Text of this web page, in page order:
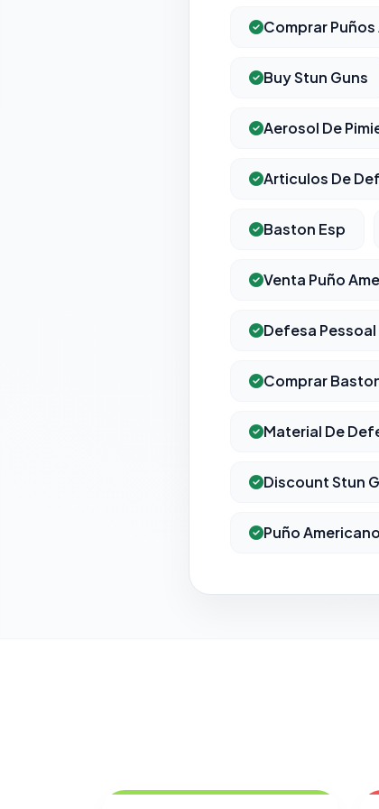
Comprar
Buy Stun Guns
Aerosol De
Articulos De
Baston Esp
Venta Puño
Defesa
Comprar
Material De
Discount Stun
Puño